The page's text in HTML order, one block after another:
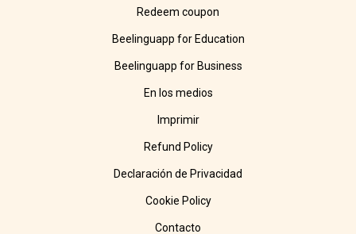
Redeem coupon
Beelinguapp for Education
Beelinguapp for Business
En los medios
Imprimir
Refund Policy
Declaración de Privacidad
Cookie Policy
Contacto